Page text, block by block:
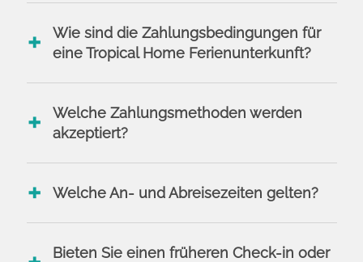
Wie sind die Zahlungsbedingungen für
eine Tropical Home Ferienunterkunft?
Welche Zahlungsmethoden werden
akzeptiert?
Welche An- und Abreisezeiten gelten?
Bieten Sie einen früheren Check-in oder